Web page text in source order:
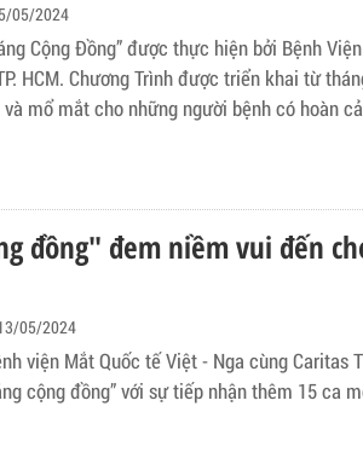
05/2024
Cộng Đồng” được thực hiện bởi Bệnh
HCM. Chương Trình được triển khai từ
mổ mắt cho những người bệnh có hoàn
đồng" đem niềm vui đến
05/2024
viện Mắt Quốc tế Việt - Nga cùng Caritas
cộng đồng” với sự tiếp nhận thêm 15 ca